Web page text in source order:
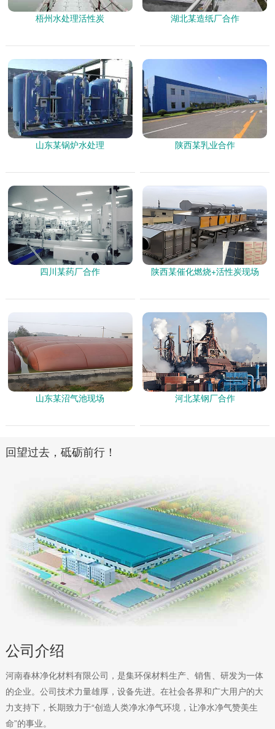
梧州水处理活性炭 湖北某造纸厂合作
山东某锅炉水处理 陕西某乳业合作
四川某药厂合作 陕西某催化燃烧+活性炭现场
山东某沼气池现场 河北某钢厂合作
回望过去，砥砺前行！
公司介绍
河南春林净化材料有限公司，是集环保材料生产、销售、研发为一体
的企业。公司技术力量雄厚，设备先进。在社会各界和广大用户的大
力支持下，长期致力于“创造人类净水净气环境，让净水净气赞美生
命”的事业。